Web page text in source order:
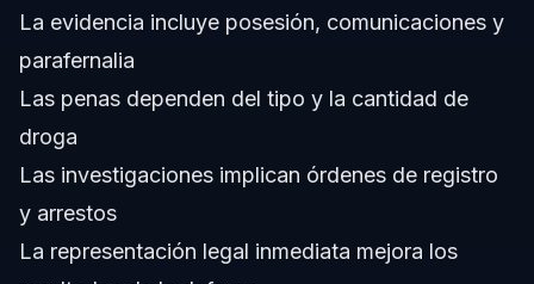
La evidencia incluye posesión, comunicaciones y
parafernalia
Las penas dependen del tipo y la cantidad de
droga
Las investigaciones implican órdenes de registro
y arrestos
La representación legal inmediata mejora los